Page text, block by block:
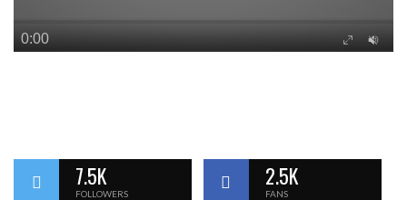
7.5K
FOLLOWERS
2.5K
FANS